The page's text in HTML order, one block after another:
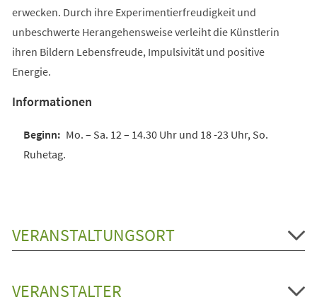
erwecken. Durch ihre Experimentierfreudigkeit und
unbeschwerte Herangehensweise verleiht die Künstlerin
ihren Bildern Lebensfreude, Impulsivität und positive
Energie.
Informationen
Mo. – Sa. 12 – 14.30 Uhr und 18 -23 Uhr, So.
Ruhetag.
VERANSTALTUNGSORT
VERANSTALTER